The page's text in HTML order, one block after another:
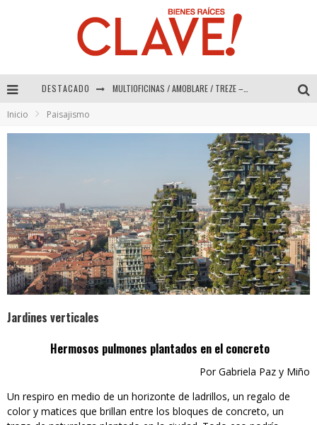
DESTACADO
ADRIANA HOYOS DESIGN STUDIO – Especial Interiorismo & Decoración 2026
MULTIOFICINAS / AMOBLARE / TREZE – Especial Interiorismo & Decoración 2026
Inicio Paisajismo
Jardines verticales
Hermosos pulmones plantados en el concreto
Por Gabriela Paz y Miño
Un respiro en medio de un horizonte de ladrillos, un regalo de
color y matices que brillan entre los bloques de concreto, un